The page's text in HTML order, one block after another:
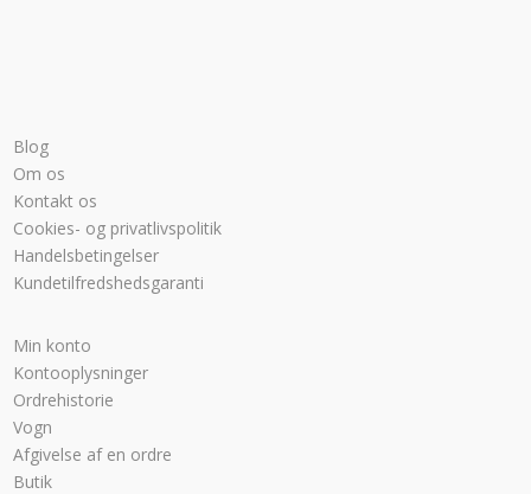
Blog
Om os
Kontakt os
Cookies- og privatlivspolitik
Handelsbetingelser
Kundetilfredshedsgaranti
Min konto
Kontooplysninger
Ordrehistorie
Vogn
Afgivelse af en ordre
Butik